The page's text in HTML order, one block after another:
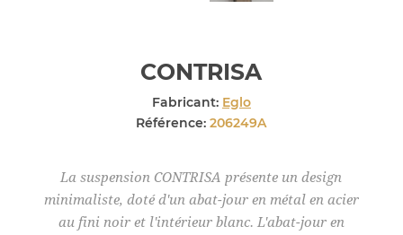
CONTRISA
Fabricant: Eglo
Référence: 206249A
La suspension CONTRISA présente un design
minimaliste, doté d'un abat-jour en métal en acier
au fini noir et l'intérieur blanc. L'abat-jour en